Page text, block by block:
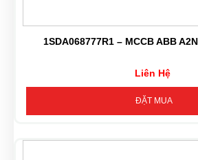
1SDA068777R1 – MCCB ABB
Liên Hệ
ĐẶT MUA